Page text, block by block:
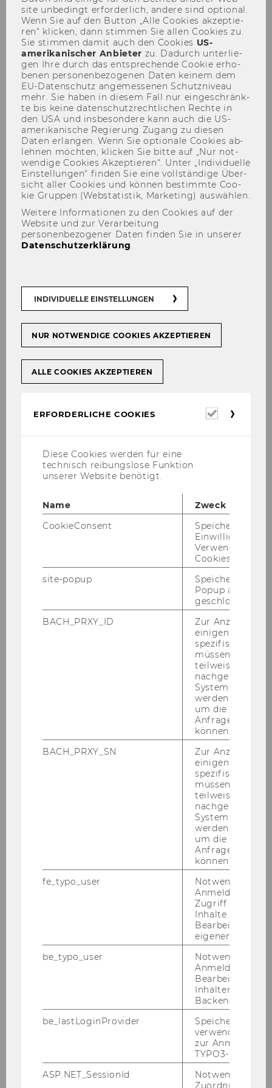
Seminar "Aktuelle
Entwicklungen des
Europäischen Steuerrechts
20.11.2006"
Galerie
2026
2025
Podiumsdiskussion "Die Praxis der
Steuerberatung - ein Berufsbild in
Veränderung", 27.11.2006
site un­be­dingt er­for­der­lich, an­de­re sind op­tio­nal.
Wenn Sie auf den But­ton „Alle Coo­kies ak­zep­tie­
ren“ kli­cken, dann stim­men Sie allen Coo­kies zu.
Sie stim­men damit auch den Coo­kies US-​
amerikanischer An­bie­ter zu. Da­durch un­ter­lie­
gen Ihre durch das ent­spre­chen­de Coo­kie er­ho­
be­nen per­so­nen­be­zo­ge­nen Daten kei­nem dem
EU-​Datenschutz an­ge­mes­se­nen Schutz­ni­veau
mehr. Sie haben in die­sem Fall nur ein­ge­schränk­
te bis keine da­ten­schutz­recht­li­chen Rech­te in
den USA und ins­be­son­de­re kann auch die US-​
amerikanische Re­gie­rung Zu­gang zu die­sen
Daten er­lan­gen. Wenn Sie op­tio­na­le Coo­kies ab­
leh­nen möch­ten, kli­cken Sie bitte auf „Nur not­
wen­di­ge Coo­kies Ak­zep­tie­ren“. Unter „In­di­vi­du­el­le
Ein­stel­lun­gen“ fin­den Sie eine voll­stän­di­ge Über­
sicht aller Coo­kies und kön­nen be­stimm­te Coo­
kie Grup­pen (Web­sta­tis­tik, Mar­ke­ting) aus­wäh­len.
Weitere Informationen zu den Cookies auf der
Website und zur Verarbeitung
personenbezogener Daten finden Sie in unserer
Datenschutzerklärung.
INDIVIDUELLE EINSTELLUNGEN
NUR NOTWENDIGE COOKIES AKZEPTIEREN
ALLE COOKIES AKZEPTIEREN
ERFORDERLICHE COOKIES
Diese Cookies werden für eine
technisch reibungslose Funktion
unserer Website benötigt.
Name
Zweck
CookieConsent
Speichert Ihre
Einwilligung zur
Verwendung von
Cookies.
site-popup
Speichert ob ein
Popup
geschlossen
BACH_PRXY_ID
Zur Anzeige von
einigen WU-
spezifischen
müssen
teilweise von
nachgelagerten
System
werden.
um die Antwort
Anfrage
können.
BACH_PRXY_SN
Zur Anzeige von
einigen WU-
spezifischen
müssen
teilweise von
nachgelagerten
System
werden.
um die Antwort
Anfrage
können.
fe_typo_user
Notwendig für
Anmeldung und
Zugriff auf
Inhalte oder zur
Bearbeitung des
eigenen Profils.
be_typo_user
Notwendig für
Anmeldung und
Bearbeitung von
Inhalten im
Backend.
be_lastLoginProvider
Speichert die
verwendete
zur Anmeldung
TYPO3-Backend.
ASP.NET_SessionId
Notwendig, um
Zuordnung von